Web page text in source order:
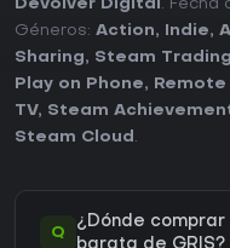
Devolver Digital . Fecha
Géneros: Action, Indie,
Sharing, Steam
Play on Phone,
TV, Steam
Steam Cloud .
Q
¿Dónde